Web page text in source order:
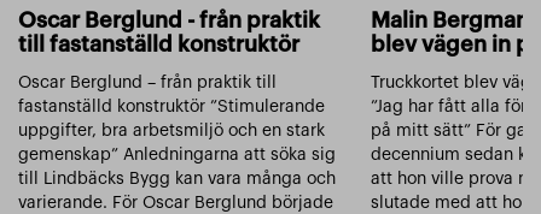
Oscar Berglund - från praktik
till fastanställd konstruktör
Oscar Berglund – från praktik till
fastanställd konstruktör ”Stimulerande
uppgifter, bra arbetsmiljö och en stark
gemenskap” Anledningarna att söka sig
till Lindbäcks Bygg kan vara många och
varierande. För Oscar Berglund började
Malin Bergman
blev vägen in
Truckkortet blev
”Jag har fått alla
på mitt sätt” För
decennium sedan
att hon ville prova
slutade med att hon